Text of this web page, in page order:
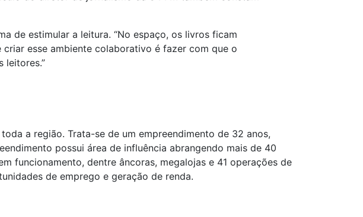
de estimular a leitura. “No espaço, os livros ficam
esse ambiente colaborativo é fazer com que o
leitores.”
a região. Trata-se de um empreendimento de 32 anos,
possui área de influência abrangendo mais de 40
funcionamento, dentre âncoras, megalojas e 41 operações de
de emprego e geração de renda.